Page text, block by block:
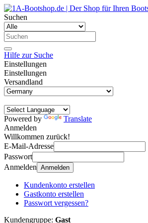
Suchen
Hilfe zur Suche
Einstellungen
Einstellungen
Versandland
Powered by
Translate
Anmelden
Willkommen zurück!
E-Mail-Adresse
Passwort
Anmelden Anmelden
Kundenkonto erstellen
Gastkonto erstellen
Passwort vergessen?
Kundengruppe: Gast